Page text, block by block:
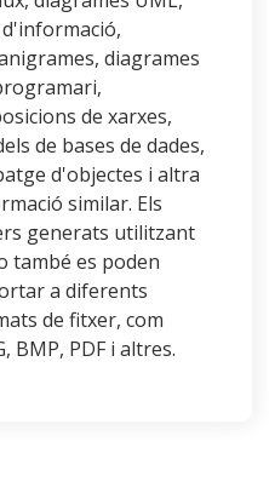
diagrames
de xarxes,
de bases de dades,
d'objectes i altra
similar. Els
generats utilitzant
també es poden
a diferents
de fitxer, com
BMP, PDF i altres.